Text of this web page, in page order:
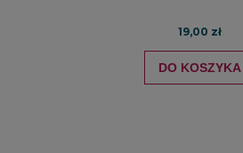
19,00 zł
DO KOSZYKA